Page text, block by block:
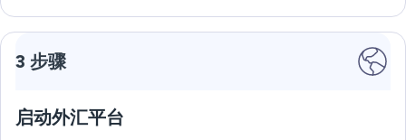
3 步骤
启动外汇平台